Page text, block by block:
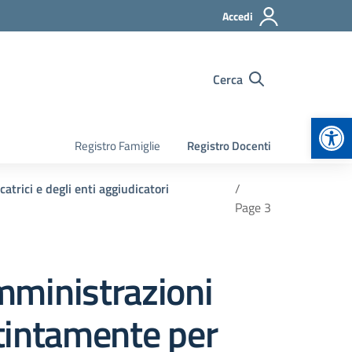
Accedi
Cerca
Registro Famiglie Registro Docenti
e degli enti aggiudicatori
Page 3
per